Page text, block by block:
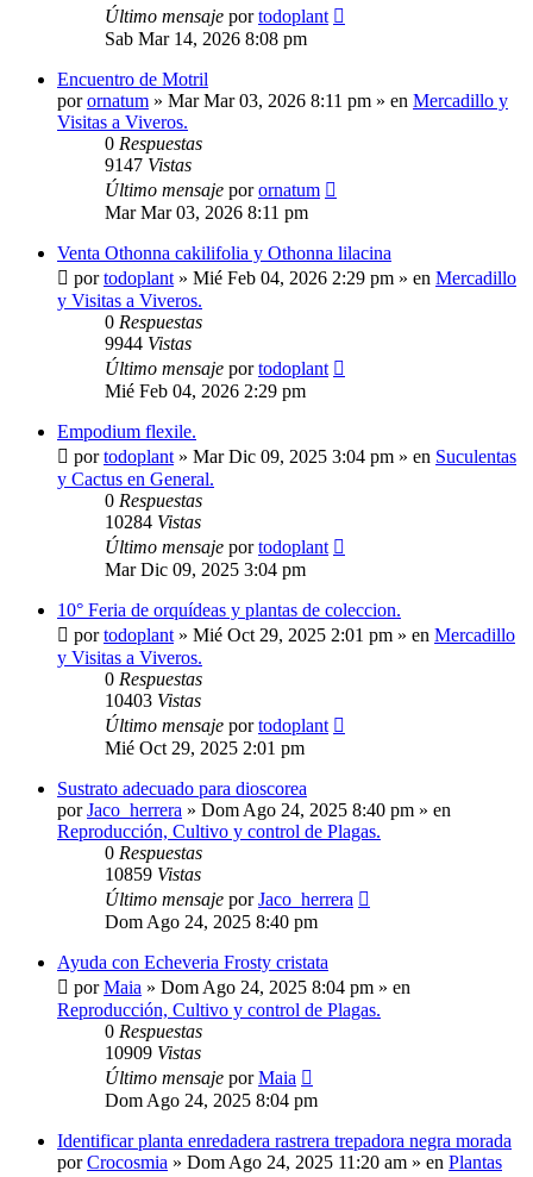
Último mensaje portodoplant
Sab Mar 14, 2026 8:08 pm
Encuentro de Motril
porornatum » Mar Mar 03, 2026 8:11 pm » en Mercadillo y
Visitas a Viveros.
0 Respuestas
9147 Vistas
Último mensaje porornatum
Mar Mar 03, 2026 8:11 pm
Venta Othonna cakilifolia y Othonna lilacina
portodoplant » Mié Feb 04, 2026 2:29 pm » en Mercadillo
y Visitas a Viveros.
0 Respuestas
9944 Vistas
Último mensaje portodoplant
Mié Feb 04, 2026 2:29 pm
Empodium flexile.
portodoplant » Mar Dic 09, 2025 3:04 pm » en Suculentas
y Cactus en General.
0 Respuestas
10284 Vistas
Último mensaje portodoplant
Mar Dic 09, 2025 3:04 pm
10° Feria de orquídeas y plantas de coleccion.
portodoplant » Mié Oct 29, 2025 2:01 pm » en Mercadillo
y Visitas a Viveros.
0 Respuestas
10403 Vistas
Último mensaje portodoplant
Mié Oct 29, 2025 2:01 pm
Sustrato adecuado para dioscorea
porJaco_herrera » Dom Ago 24, 2025 8:40 pm » en
Reproducción, Cultivo y control de Plagas.
0 Respuestas
10859 Vistas
Último mensaje porJaco_herrera
Dom Ago 24, 2025 8:40 pm
Ayuda con Echeveria Frosty cristata
porMaia » Dom Ago 24, 2025 8:04 pm » en
Reproducción, Cultivo y control de Plagas.
0 Respuestas
10909 Vistas
Último mensaje porMaia
Dom Ago 24, 2025 8:04 pm
Identificar planta enredadera rastrera trepadora negra morada
porCrocosmia » Dom Ago 24, 2025 11:20 am » en Plantas